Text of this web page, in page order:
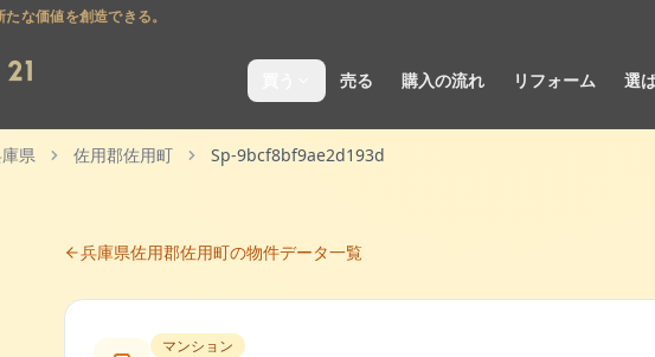
な価値を創造できる。
売る 購入の流れ リフォーム 選
県 佐用郡佐用町 Sp-9bcf8bf9ae2d193d
兵庫県佐用郡佐用町の物件データ一覧
マンション